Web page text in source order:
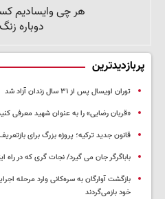
پربازدیدترین
توران اویسال پس از ۳۱ سال زندان آزاد شد
«قربان رضایی» را به عنوان شهید معرفی
قانون جدید ترکیه؛ پروژه بزرگ‌ برای
باباگرگر جان می گیرد/ نجات گری که در راه
خود بازمی‌گردند